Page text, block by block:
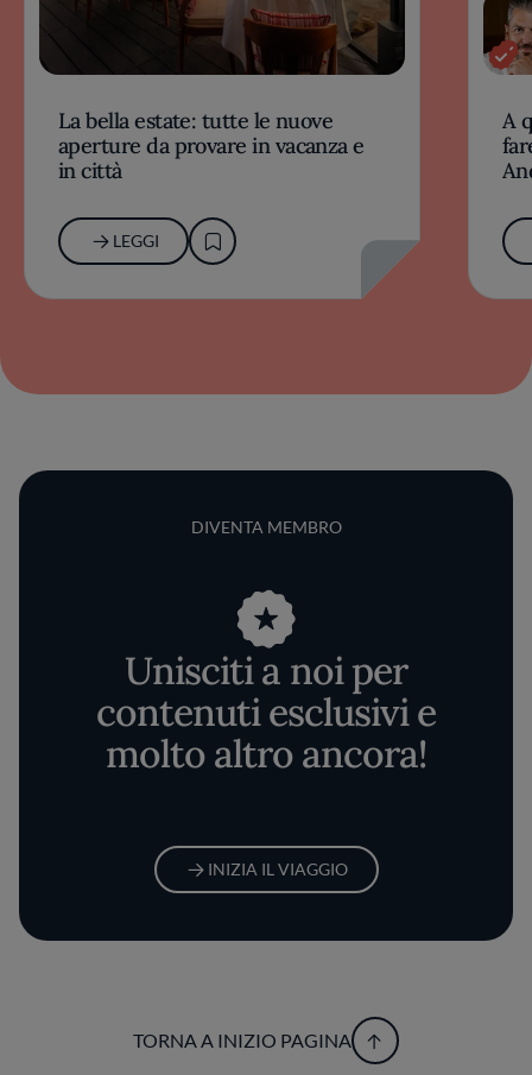
La bella estate: tutte le nuove
aperture da provare in vacanza e
in città
LEGGI
A
DIVENTA MEMBRO
Unisciti a noi per
contenuti esclusivi e
molto altro ancora!
INIZIA IL VIAGGIO
TORNA A INIZIO PAGINA